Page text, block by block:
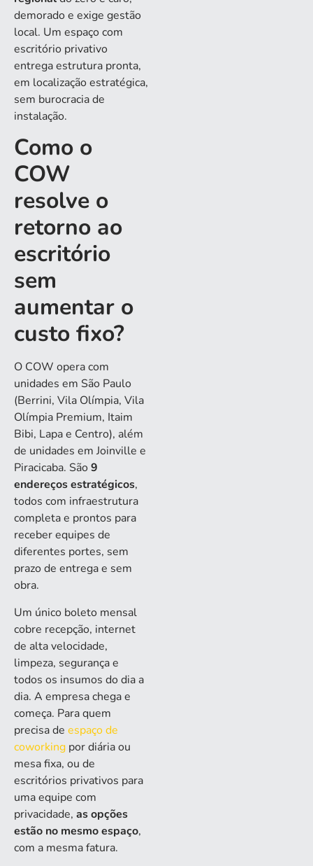
demorado e exige gestão
local. Um espaço com
escritório privativo
entrega estrutura pronta,
em localização estratégica,
sem burocracia de
instalação.
Como o
COW
resolve o
retorno ao
escritório
sem
aumentar o
custo fixo?
O COW opera com
unidades em São Paulo
(Berrini, Vila Olímpia, Vila
Olímpia Premium, Itaim
Bibi, Lapa e Centro), além
de unidades em Joinville e
Piracicaba. São9
endereços estratégicos,
todos com infraestrutura
completa e prontos para
receber equipes de
diferentes portes, sem
prazo de entrega e sem
obra.
Um único boleto mensal
cobre recepção, internet
de alta velocidade,
limpeza, segurança e
todos os insumos do dia a
dia. A empresa chega e
começa. Para quem
precisa de espaço de
coworking por diária ou
mesa fixa, ou de
escritórios privativos para
uma equipe com
privacidade, as opções
estão no mesmo espaço,
com a mesma fatura.